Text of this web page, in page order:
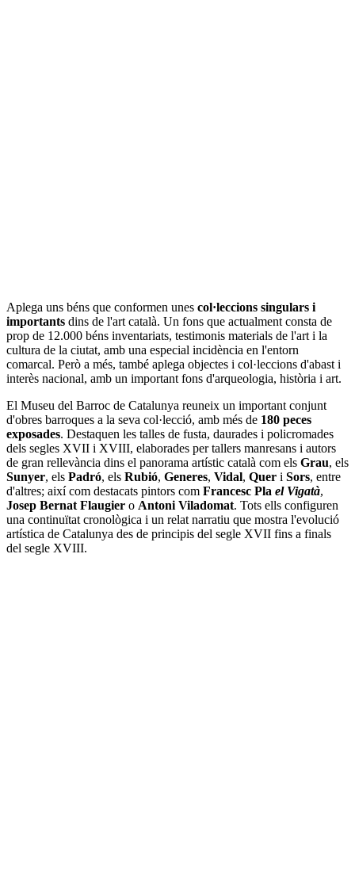
Aplega uns béns que conformen unes col·leccions singulars i
importants dins de l'art català. Un fons que actualment consta de
prop de 12.000 béns inventariats, testimonis materials de l'art i la
cultura de la ciutat, amb una especial incidència en l'entorn
comarcal. Però a més, també aplega objectes i col·leccions d'abast i
interès nacional, amb un important fons d'arqueologia, història i art.
El Museu del Barroc de Catalunya reuneix un important conjunt
d'obres barroques a la seva col·lecció, amb més de 180 peces
exposades. Destaquen les talles de fusta, daurades i policromades
dels segles XVII i XVIII, elaborades per tallers manresans i autors
de gran rellevància dins el panorama artístic català com els Grau, els
Sunyer, els Padró, els Rubió, Generes, Vidal, Quer i Sors, entre
d'altres; així com destacats pintors com Francesc Pla el Vigatà,
Josep Bernat Flaugier o Antoni Viladomat. Tots ells configuren
una continuïtat cronològica i un relat narratiu que mostra l'evolució
artística de Catalunya des de principis del segle XVII fins a finals
del segle XVIII.